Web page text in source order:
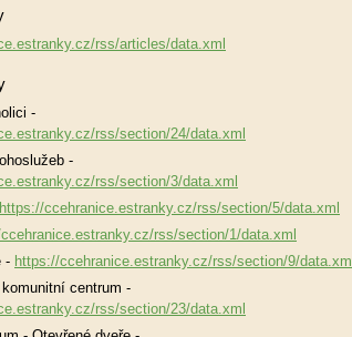
rss/articles/data.xml
-
rss/section/24/data.xml
-
rss/section/3/data.xml
https://ccehranice.estranky.cz/rss/section/5/data.xml
rss/section/1/data.xml
- https://ccehranice.estranky.cz/rss/section/9/data.xml
centrum -
rss/section/23/data.xml